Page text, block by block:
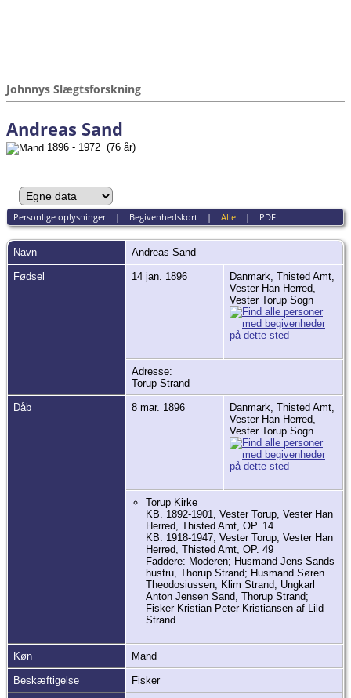
Johnnys Slægtsforskning
Andreas Sand
1896 - 1972 (76 år)
Personlige oplysninger| Begivenhedskort| Alle| PDF
Navn Andreas Sand
Fødsel 14 jan. 1896
Danmark, Thisted Amt,
Vester Han Herred,
Vester Torup Sogn
Adresse:
Torup Strand
Dåb 8 mar. 1896
Danmark, Thisted Amt,
Vester Han Herred,
Vester Torup Sogn
Torup Kirke
KB. 1892-1901, Vester Torup, Vester Han
Herred, Thisted Amt, OP. 14
KB. 1918-1947, Vester Torup, Vester Han
Herred, Thisted Amt, OP. 49
Faddere: Moderen; Husmand Jens Sands
hustru, Thorup Strand; Husmand Søren
Theodosiussen, Klim Strand; Ungkarl
Anton Jensen Sand, Thorup Strand;
Fisker Kristian Peter Kristiansen af Lild
Strand
Køn Mand
Beskæftigelse Fisker